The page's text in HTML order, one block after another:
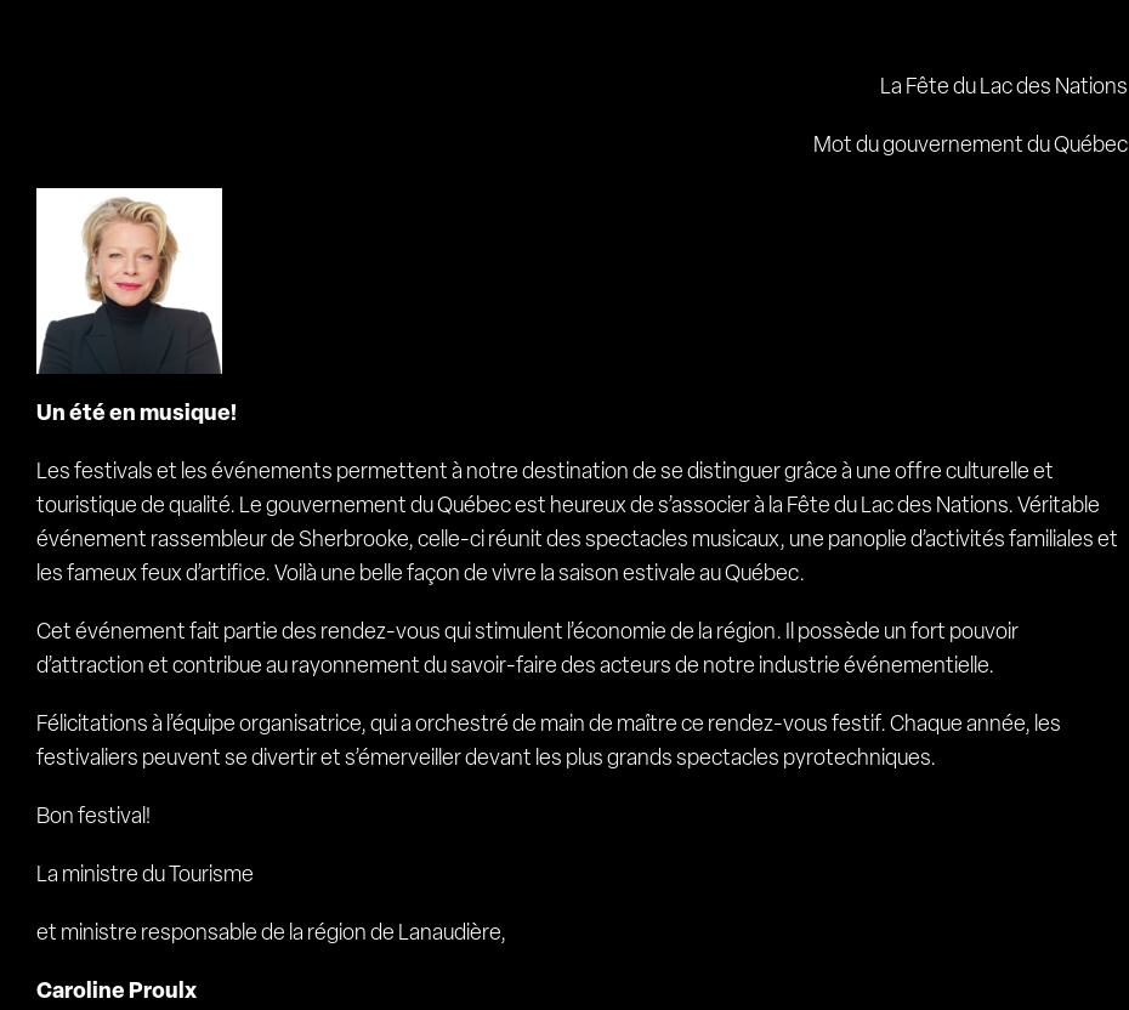
La Fête du Lac des Nations
Mot du gouvernement du Québec
Un été en musique!
Les festivals et les événements permettent à notre destination de se distinguer grâce à une offre culturelle et
touristique de qualité. Le gouvernement du Québec est heureux de s’associer à la Fête du Lac des Nations. Véritable
événement rassembleur de Sherbrooke, celle-ci réunit des spectacles musicaux, une panoplie d’activités familiales et
les fameux feux d’artifice. Voilà une belle façon de vivre la saison estivale au Québec.
Cet événement fait partie des rendez-vous qui stimulent l’économie de la région. Il possède un fort pouvoir
d’attraction et contribue au rayonnement du savoir-faire des acteurs de notre industrie événementielle.
Félicitations à l’équipe organisatrice, qui a orchestré de main de maître ce rendez-vous festif. Chaque année, les
festivaliers peuvent se divertir et s’émerveiller devant les plus grands spectacles pyrotechniques.
Bon festival!
La ministre du Tourisme
et ministre responsable de la région de Lanaudière,
Caroline Proulx